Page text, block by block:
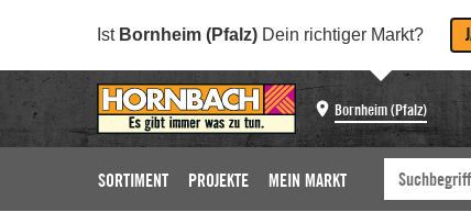
Ist Bornheim (Pfalz) Dein richtiger Markt?
Bornheim (Pfalz)
SORTIMENT PROJEKTE MEIN MARKT